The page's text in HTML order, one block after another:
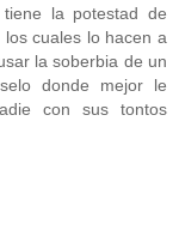
la potestad de
cuales lo hacen a
la soberbia de un
donde mejor le
con sus tontos